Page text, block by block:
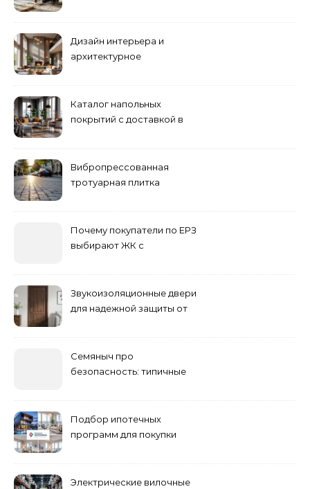
Дизайн интерьера и
архитектурное
Каталог напольных
покрытий с доставкой в
Вибропрессованная
тротуарная плитка
Почему покупатели по ЕРЗ
выбирают ЖК с
Звукоизоляционные двери
для надежной защиты от
Семяныч про
безопасность: типичные
Подбор ипотечных
программ для покупки
Электрические вилочные